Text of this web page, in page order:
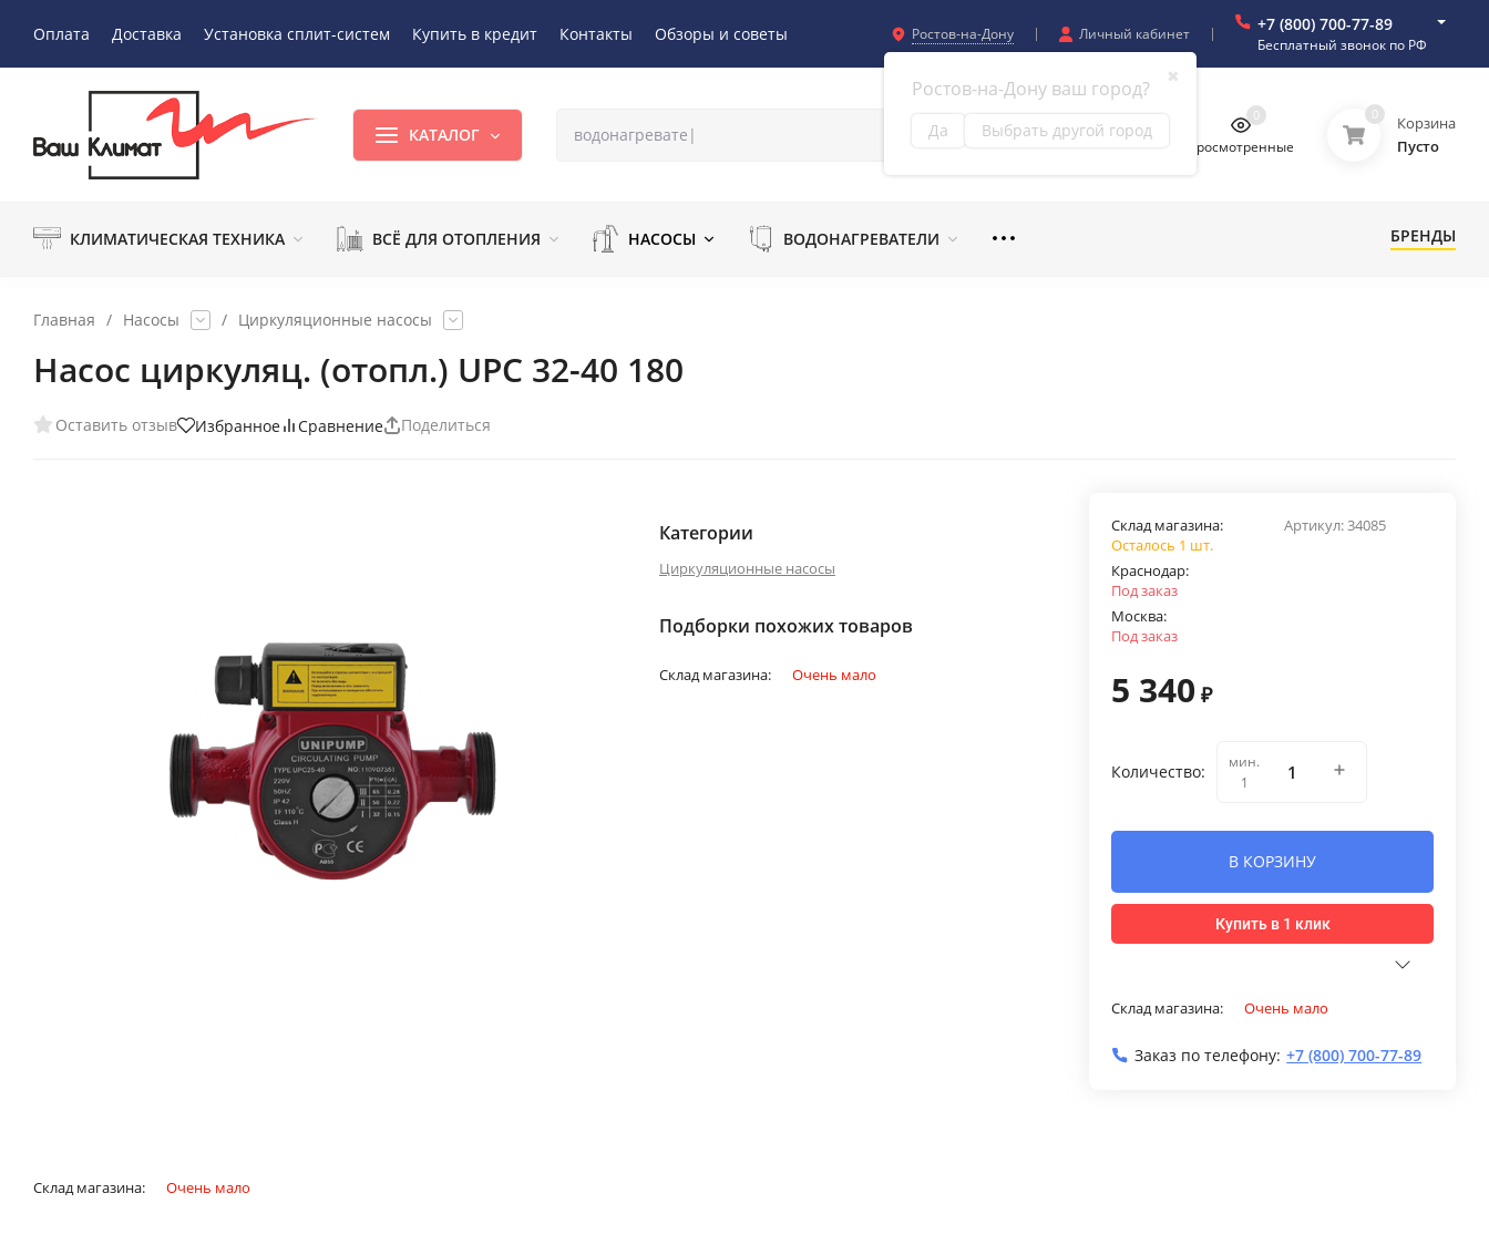
Оплата Доставка Установка сплит-систем Купить в кредит Контакты Обзоры и советы Ростов-на-Дону
✖
Ростов-на-Дону ваш город?
Да Выбрать другой город
Личный кабинет +7 (800) 700-77-89
Бесплатный звонок по РФ
КАТАЛОГ
Просмотренные
0 0
Корзина
Пусто
КЛИМАТИЧЕСКАЯ ТЕХНИКА ВСЁ ДЛЯ ОТОПЛЕНИЯ НАСОСЫ ВОДОНАГРЕВАТЕЛИ БРЕНДЫ
Главная / Насосы / Циркуляционные насосы
Насос циркуляц. (отопл.) UPС 32-40 180
Оставить отзыв Избранное Сравнение Поделиться
Категории
Циркуляционные насосы
Подборки похожих товаров
Склад магазина: Очень мало
Артикул:34085
Склад магазина:
Осталось 1 шт.
Краснодар:
Под заказ
Москва:
Под заказ
5 340 ₽
Количество:
мин.
1
В КОРЗИНУ
Купить в 1 клик
Склад магазина: Очень мало
Заказ по телефону: +7 (800) 700-77-89
Склад магазина: Очень мало